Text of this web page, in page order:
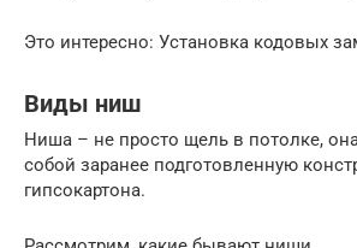
Это интересно: Установка кодовых
Виды ниш
Ниша – не просто щель в потолке,
собой заранее подготовленную
гипсокартона.